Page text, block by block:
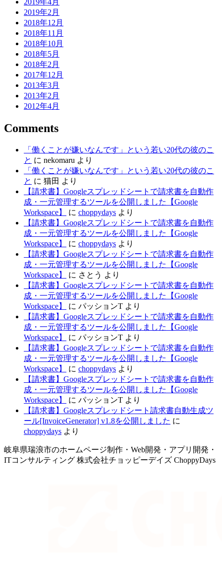
2019年4月
2019年2月
2018年12月
2018年11月
2018年10月
2018年5月
2018年2月
2017年12月
2013年3月
2013年2月
2012年4月
Comments
「働くことが嫌いなんです」という若い20代の彼のこ
と に nekomaru より
「働くことが嫌いなんです」という若い20代の彼のこ
と に 猫田 より
【請求書】Googleスプレッドシートで請求書を自動作
成・一元管理するツールを公開しました【Google
Workspace】
に choppydays より
【請求書】Googleスプレッドシートで請求書を自動作
成・一元管理するツールを公開しました【Google
Workspace】
に choppydays より
【請求書】Googleスプレッドシートで請求書を自動作
成・一元管理するツールを公開しました【Google
Workspace】
に さとう より
【請求書】Googleスプレッドシートで請求書を自動作
成・一元管理するツールを公開しました【Google
Workspace】
に パッションT より
【請求書】Googleスプレッドシートで請求書を自動作
成・一元管理するツールを公開しました【Google
Workspace】
に パッションT より
【請求書】Googleスプレッドシートで請求書を自動作
成・一元管理するツールを公開しました【Google
Workspace】
に choppydays より
【請求書】Googleスプレッドシートで請求書を自動作
成・一元管理するツールを公開しました【Google
Workspace】
に パッションT より
【請求書】Googleスプレッドシート請求書自動生成ツ
ール[InvoiceGenerator] v1.8を公開しました に
choppydays より
岐阜県瑞浪市のホームページ制作・Web開発・アプリ開発・
ITコンサルティング 株式会社チョッピーデイズ ChoppyDays